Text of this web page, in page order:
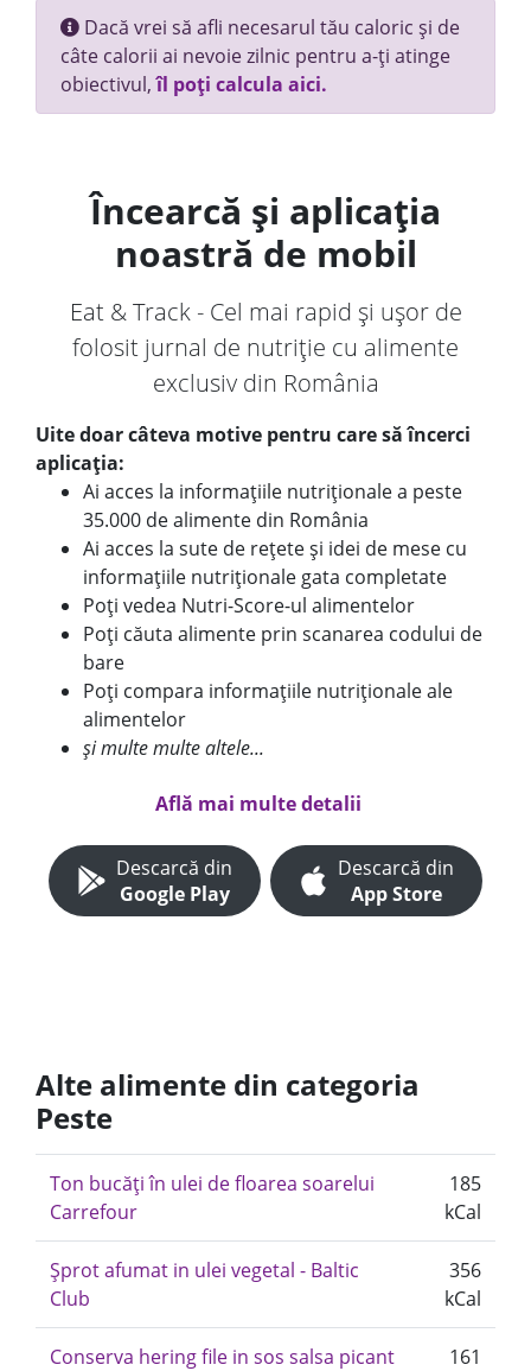
Dacă vrei să afli necesarul tău caloric și de
câte calorii ai nevoie zilnic pentru a-ți atinge
obiectivul,îl poți calcula aici.
Încearcă și aplicația
noastră de mobil
Eat & Track - Cel mai rapid și ușor de
folosit jurnal de nutriție cu alimente
exclusiv din România
Uite doar câteva motive pentru care să încerci
aplicația:
Ai acces la informațiile nutriționale a peste
35.000 de alimente din România
Ai acces la sute de rețete și idei de mese cu
informațiile nutriționale gata completate
Poți vedea Nutri-Score-ul alimentelor
Poți căuta alimente prin scanarea codului de
bare
Poți compara informațiile nutriționale ale
alimentelor
și multe multe altele...
Află mai multe detalii
Descarcă din
Google Play
Descarcă din
App Store
Alte alimente din categoria
Peste
Ton bucăți în ulei de floarea soarelui
Carrefour
185
kCal
Șprot afumat in ulei vegetal - Baltic
Club
356
kCal
Conserva hering file in sos salsa picant
161